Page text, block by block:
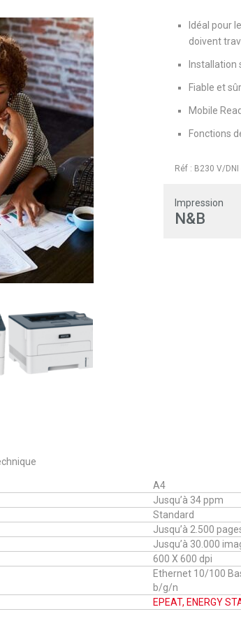
Idéal pour
doivent
Installation
Fiable et
Mobile
Fonctions
Réf : B230 V/DNI
Impression
N&B
A4
Jusqu’à 34 ppm
Standard
Jusqu’à 2.500
Jusqu’à 30.000
600 X 600 dpi
Ethernet 10/100
b/g/n
EPEAT, ENERGY